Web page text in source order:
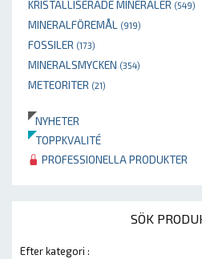
KRISTALLISERADE MINERALER (549)
MINERALFÖREMÅL (919)
FOSSILER (173)
MINERALSMYCKEN (354)
METEORITER (21)
NYHETER
TOPPKVALITÉ
PROFESSIONELLA PRODUKTER
SÖK
Efter kategori :